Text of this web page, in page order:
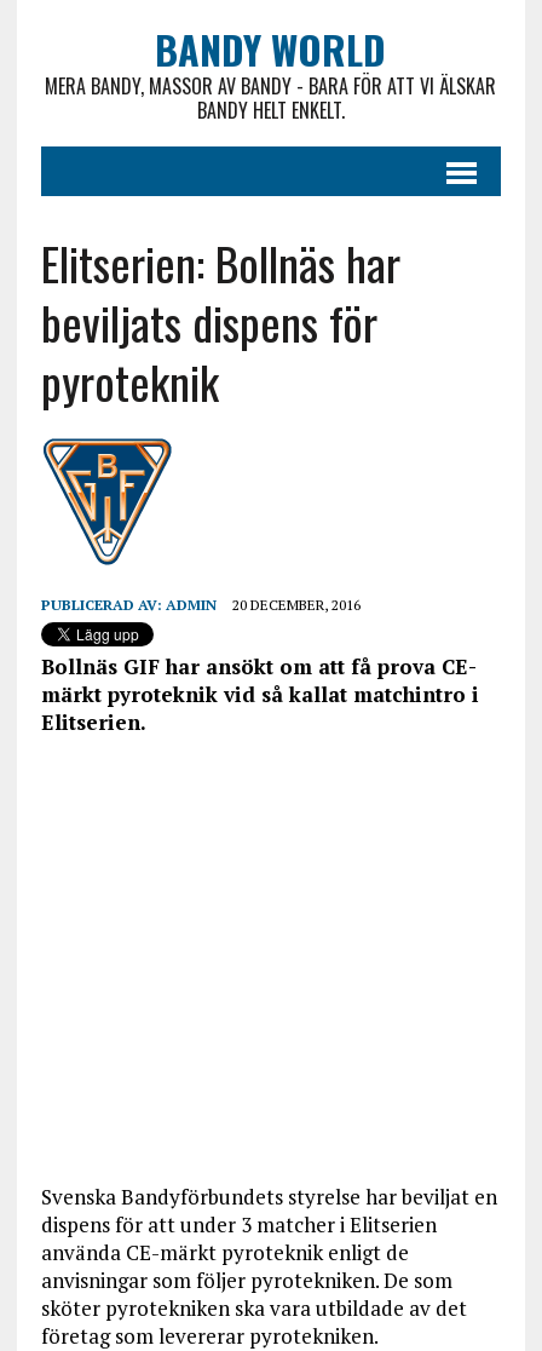
BANDY WORLD
MERA BANDY, MASSOR AV BANDY - BARA FÖR ATT VI ÄLSKAR
BANDY HELT ENKELT.
Elitserien: Bollnäs har
beviljats dispens för
pyroteknik
PUBLICERAD AV: ADMIN 20 DECEMBER, 2016
Bollnäs GIF har ansökt om att få prova CE-
märkt pyroteknik vid så kallat matchintro i
Elitserien.
Svenska Bandyförbundets styrelse har beviljat en
dispens för att under 3 matcher i Elitserien
använda CE-märkt pyroteknik enligt de
anvisningar som följer pyrotekniken. De som
sköter pyrotekniken ska vara utbildade av det
företag som levererar pyrotekniken.